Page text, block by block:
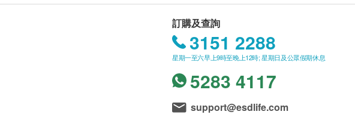
訂購及查詢
3151 2288
星期一至六早上9時至晚上12時; 星期日及公眾假期休息
5283 4117
support@esdlife.com